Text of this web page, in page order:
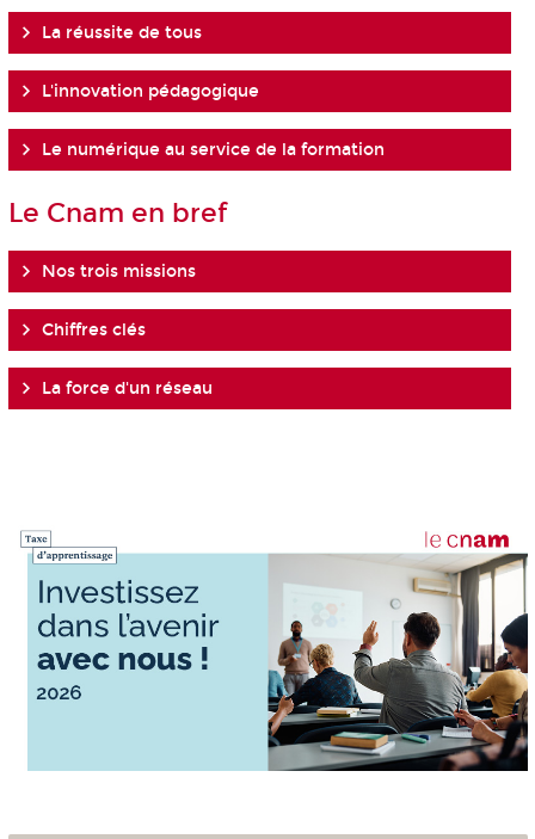
La réussite de tous
L'innovation pédagogique
Le numérique au service de la formation
Le Cnam en bref
Nos trois missions
Chiffres clés
La force d'un réseau